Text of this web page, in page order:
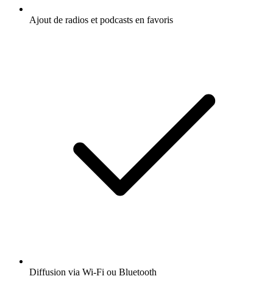
Ajout de radios et podcasts en favoris
Diffusion via Wi-Fi ou Bluetooth